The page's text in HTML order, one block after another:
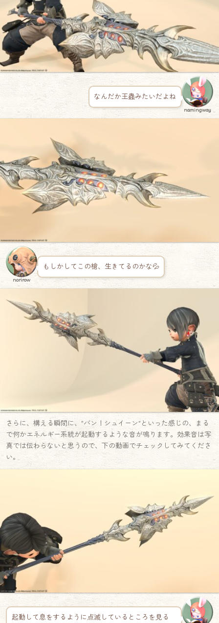
なんだか王蟲みたいだよね
namingway
norirow
もしかしてこの槍、生きてるのかな💦
さらに、構える瞬間に、”バン！シュイーン”といった感じの、まる
で何かエネルギー系統が起動するような音が鳴ります。効果音は写
真では伝わらないと思うので、下の動画でチェックしてみてくださ
い。
起動して息をするように点滅しているところを見る